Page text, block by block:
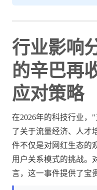
行业影响
的辛巴再
应对策略
在2026年的科技行业，
了关于流量经济、人才
件不仅是对网红生态的
用户关系模式的挑战。
言，这一事件提供了宝